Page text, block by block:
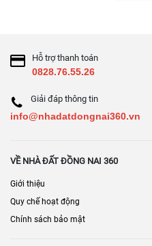
Hỗ trợ thanh toán
0828.76.55.26
Giải đáp thông tin
info@nhadatdongnai360.vn
VỀ NHÀ ĐẤT ĐỒNG NAI 360
Giới thiệu
Quy chế hoạt động
Chính sách bảo mật